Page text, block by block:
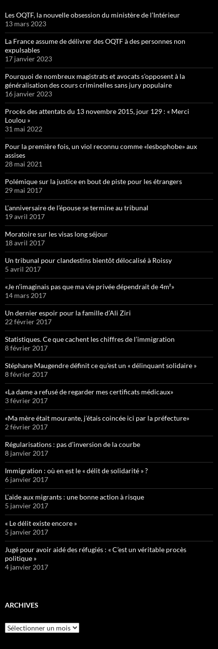
Les OQTF, la nouvelle obsession du ministère de l’Intérieur
13 mars 2023
La France assume de délivrer des OQTF à des personnes non
expulsables
17 janvier 2023
Pourquoi de nombreux magistrats et avocats s’opposent à la
généralisation des cours criminelles sans jury populaire
16 janvier 2023
Procès des attentats du 13 novembre 2015, jour 129 : « Merci
Loulou »
31 mai 2022
Pour la première fois, un viol reconnu comme «lesbophobe» aux
assises
28 mai 2021
Polémique sur la justice en bout de piste pour les étrangers
29 mai 2017
L’anniversaire de l’épouse se termine au tribunal
19 avril 2017
Moratoire sur les visas long séjour
18 avril 2017
Un tribunal pour clandestins bientôt délocalisé à Roissy
5 avril 2017
«Je n’imaginais pas que ma vie privée dépendrait de 4m²»
14 mars 2017
Un dernier espoir pour la famille d’Ali Ziri
22 février 2017
Statistiques. Ce que cachent les chiffres de l’immigration
8 février 2017
Stéphane Maugendre définit ce qu’est un « délinquant solidaire »
8 février 2017
«La dame a refusé de regarder mes certificats médicaux»
3 février 2017
«Ma mère était mourante, j’étais coincée ici par la préfecture»
2 février 2017
Régularisations : pas d’inversion de la courbe
8 janvier 2017
Immigration : où en est le « délit de solidarité » ?
6 janvier 2017
L’aide aux migrants : une bonne action à risque
5 janvier 2017
« Le délit existe encore »
5 janvier 2017
Jugé pour avoir aidé des réfugiés : « C’est un véritable procès
politique »
4 janvier 2017
ARCHIVES
Archives